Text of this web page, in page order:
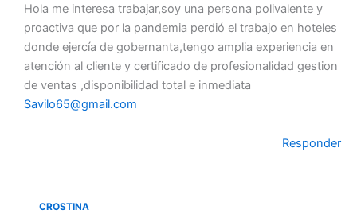
Hola me interesa trabajar,soy una persona polivalente y
proactiva que por la pandemia perdió el trabajo en hoteles
donde ejercía de gobernanta,tengo amplia experiencia en
atención al cliente y certificado de profesionalidad gestion
de ventas ,disponibilidad total e inmediata
Savilo65@gmail.com
Responder
CROSTINA